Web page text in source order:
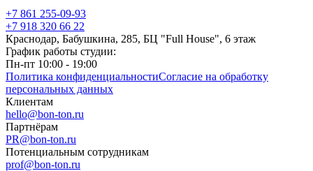
+7 861 255-09-93
+7 918 320 66 22
Краснодар, Бабушкина, 285, БЦ "Full House", 6 этаж
График работы студии:
Пн-пт 10:00 - 19:00
Политика конфиденциальностиСогласие на обработку
персональных данных
Клиентам
hello@bon-ton.ru
Партнёрам
PR@bon-ton.ru
Потенциальным сотрудникам
prof@bon-ton.ru